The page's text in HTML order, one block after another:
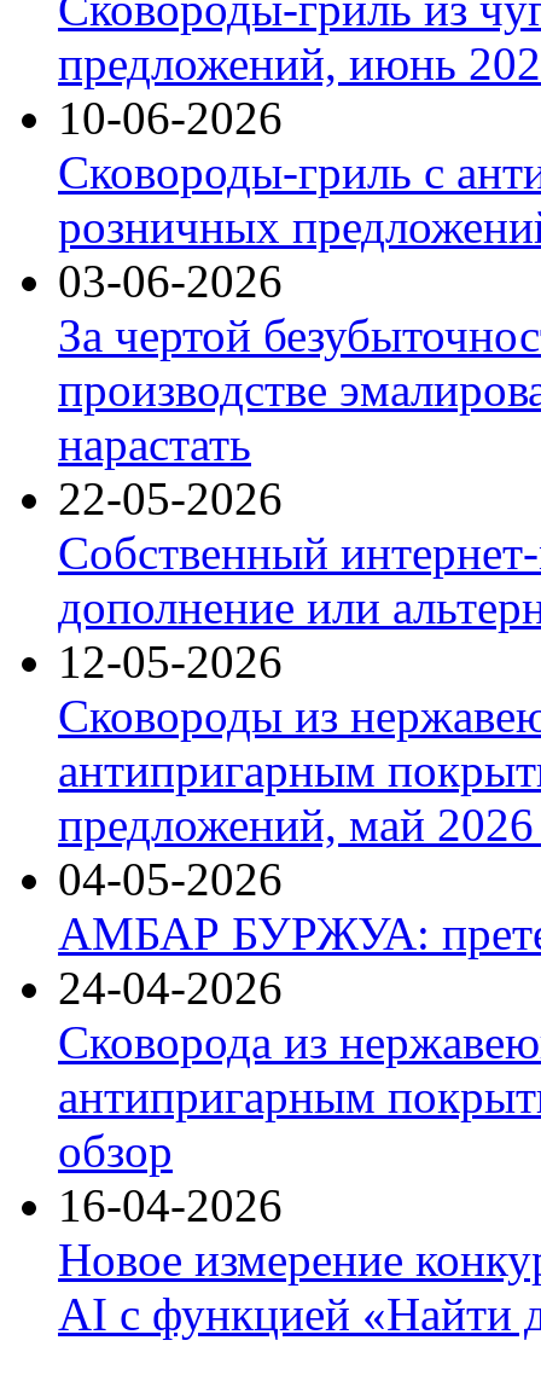
предложений, июнь
10-06-2026
Сковороды-гриль с
розничных
03-06-2026
За чертой
производстве
нарастать
22-05-2026
Собственный
дополнение или
12-05-2026
Сковороды из
антипригарным
предложений, май 2026
04-05-2026
АМБАР БУРЖУА:
24-04-2026
Сковорода из
антипригарным
обзор
16-04-2026
Новое измерение
AI с функцией «Найти